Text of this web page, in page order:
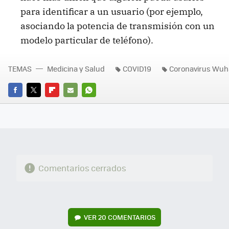
para identificar a un usuario (por ejemplo,
asociando la potencia de transmisión con un
modelo particular de teléfono).
FACEBOOK
TWITTERFLIPBOARD
E-
WHATSAPP
TEMAS Medicina y Salud COVID19 Coronavirus
Comentarios cerrados
VER20 COMENTARIOS